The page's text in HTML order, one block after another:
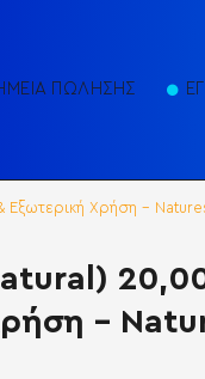
ΠΩΛΗΣΗΣ
Χρήση -
-